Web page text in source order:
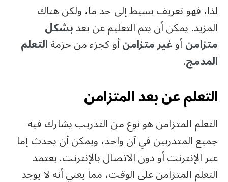
لذا، فهو تعريف بسيط إلى حد ما، ولكن هناك
المزيد. يمكن أن يتم التعليم عن بعدبشكل
متزامنأوغير متزامنأو كجزء من حزمةالتعلم
المدمج.
التعلم عن بعد المتزامن
التعلم المتزامن هو نوع من التدريب يشارك فيه
جميع المتدربين في آن واحد، ويمكن أن يحدث إما
عبر الإنترنت أو دون الاتصال بالإنترنت. يعتمد
التعلم المتزامن على الوقت، مما يعني أنه لا يوجد